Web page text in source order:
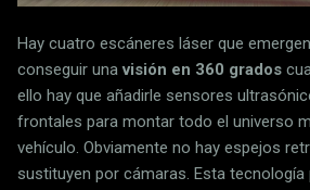
Hay cuatro escáneres láser que
conseguir unavisión en 360 grados
ello hay que añadirle sensores
frontales para montar todo el universo
vehículo. Obviamente no hay espejos
sustituyen por cámaras. Esta tecnología